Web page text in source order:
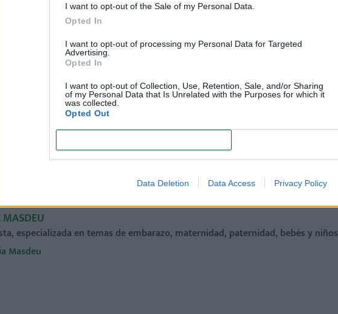
I want to opt-out of the Sale of my Personal Data.
Opted In
I want to opt-out of processing my Personal Data for Targeted
Advertising.
Opted In
I want to opt-out of Collection, Use, Retention, Sale, and/or Sharing
of my Personal Data that Is Unrelated with the Purposes for which it
was collected.
Opted Out
Data Deletion Data Access Privacy Policy
la Madre: ¡inspírate en las mamis VIP!
especializada en temas de embarazo, maternidad, paternidad, bebés y niños
Masdeu